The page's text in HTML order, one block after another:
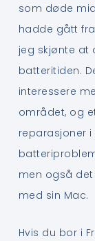
som døde
hadde gått
jeg skjønte at
batteritiden.
interessere
området, og
reparasjoner
men også
med sin Mac.
Hvis du bor i